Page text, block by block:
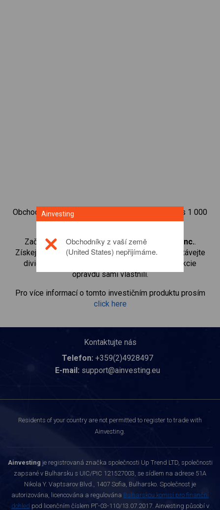
Obchodujte na obchodní platformě Ainvesting přes 1 000
mezinárodních akcií.
Začněte obchodovat CFD naRakuten Group, Inc..
Získejte přístup ke kurzům v reálném čase a dostávejte
dividendy stejným způsobem, jako kdybyste akcie
opravdu sami vlastnili.
Pro více informací o tomto investičním produktu prosím
click here
Kontaktujte nás
Telefon: +359(2)4928497
E-mail: support@ainvesting.eu
Residents of your country are not permitted to register to trade with
Ainvesting.
Ainvesting je registrovaná značka společnosti Up Trend LTD, společnosti
zapsané v Bulharsku s UIC/PIC 121527003, se sídlem na adrese 51A
Nikola Y. Vaptsarov Blvd., 1407 Sofia, Bulharsko. Společnost je
autorizována, licencována a regulována Bulharskou komisí pro finanční
dohled pod licenčním číslem РГ-03-110/13.07.2017. Ainvesting působí v
Ainvesting
Obchodníky z vaší země
(United States) nepřijímáme.